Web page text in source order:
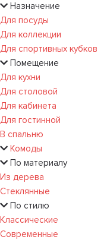
Назначение
Для посуды
Для коллекции
Для спортивных кубков
Помещение
Для кухни
Для столовой
Для кабинета
Для гостинной
В спальню
Комоды
По материалу
Из дерева
Стеклянные
По стилю
Классические
Современные